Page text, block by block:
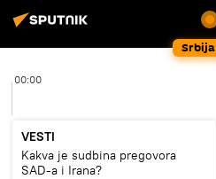
Srbija
00:00
VESTI
Kakva je sudbina pregovora
SAD-a i Irana?